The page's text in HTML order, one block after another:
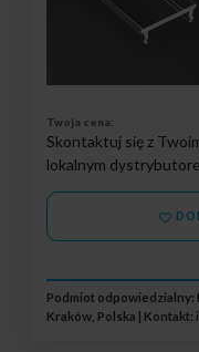
Twoja cena:
Skontaktuj się z
lokalnym
Podmiot odpowiedzialny:
Kraków, Polska | Kontakt: